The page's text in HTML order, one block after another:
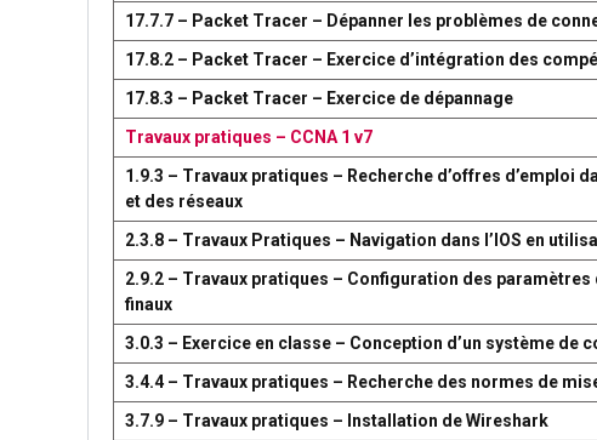
17.7.7 – Packet Tracer – Dépanner les problèmes de
17.8.2 – Packet Tracer – Exercice d’intégration des
17.8.3 – Packet Tracer – Exercice de dépannage
Travaux pratiques – CCNA 1 v7
1.9.3 – Travaux pratiques – Recherche d’offres d’emploi
et des réseaux
2.3.8 – Travaux Pratiques – Navigation dans l’IOS en
2.9.2 – Travaux pratiques – Configuration des
finaux
3.0.3 – Exercice en classe – Conception d’un système de
3.4.4 – Travaux pratiques – Recherche des normes de
3.7.9 – Travaux pratiques – Installation de Wireshark